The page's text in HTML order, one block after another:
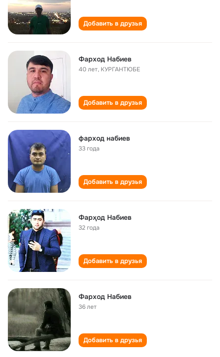
Добавить в друзья
Фарход Набиев
40 лет, КУРГАНТЮБЕ
Добавить в друзья
фарход набиев
33 года
Добавить в друзья
Фарҳод Набиев
32 года
Добавить в друзья
Фарход Набиев
36 лет
Добавить в друзья